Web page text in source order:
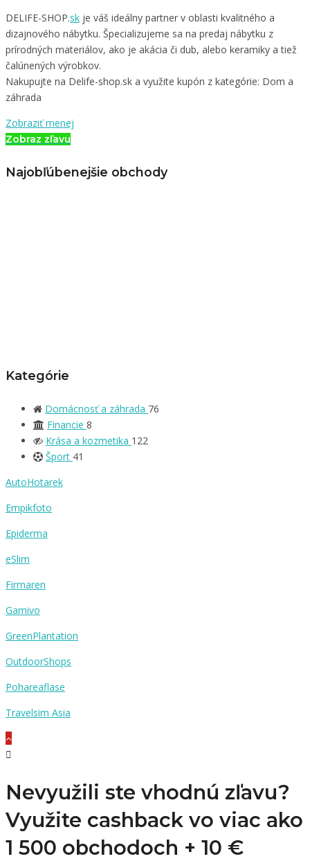
DELIFE-SHOP.sk je váš ideálny partner v oblasti kvalitného a
dizajnového nábytku. Špecializujeme sa na predaj nábytku z
prírodných materiálov, ako je akácia či dub, alebo keramiky a tiež
čalúnených výrobkov.
Nakupujte na Delife-shop.sk a využite kupón z kategórie: Dom a
záhrada
Zobraziť menej
Zobraz zľavu
Najobľúbenejšie obchody
Kategórie
Domácnosť a záhrada 76
Financie 8
Krása a kozmetika 122
Šport 41
AutoHotarek
Empikfoto
Epiderma
eSlim
Firmaren
Gamivo
GreenPlantation
OutdoorShops
Pohareaflase
Travelsim Asia
Nevyužili ste vhodnú zľavu?
Využite cashback vo viac ako
1 500 obchodoch + 10 €